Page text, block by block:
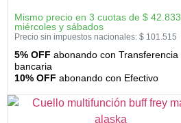
Mismo precio en 3 cuotas de $ 42.833
miércoles y sábados
Precio sin impuestos nacionales: $ 101.515
5% OFF abonando con Transferencia
bancaria
10% OFF abonando con Efectivo